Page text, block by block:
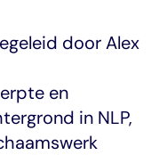
door Alex
en
in NLP,